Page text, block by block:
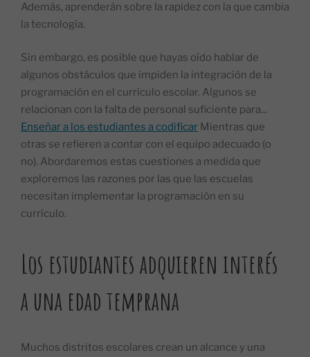
Además, aprenderán sobre la rapidez con la que cambia
la tecnología.
Sin embargo, es posible que hayas oído hablar de
algunos obstáculos que impiden la integración de la
programación en el currículo escolar. Algunos se
relacionan con la falta de personal suficiente para...
Enseñar a los estudiantes a codificar Mientras que
otras se refieren a contar con el equipo adecuado (o
no). Abordaremos estas cuestiones a medida que
exploremos las razones por las que las escuelas
necesitan implementar la programación en su
currículo.
Los estudiantes adquieren interés
a una edad temprana
Muchos distritos escolares crean un alcance y una